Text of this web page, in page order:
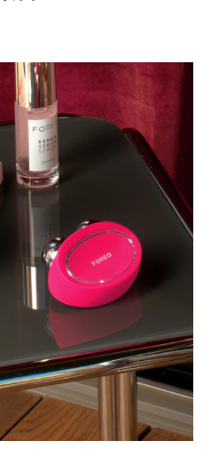
go
hair removal
Prep Gel
removal gel
brush
serum
plus
LED therapy
device
Solution
gel
备
devices
& lips
smoothing device
massager
care treatment
massagers
.
护理
care essentials
护发
massager
advanced
Peptide Scalp
Whitening Set
device & 18% PAP gel
Whitening Gel
男士
预计送达日期8/13/26
预计送达日期 8/9/26
8/10/26
8/9/26
预计送达日期8/10/26
预计送达日期8/7/26
预计送达日期 8/9/26
预计送达日期8/11/26
预计送达日期 8/13/26
预计送达日期8/9/26